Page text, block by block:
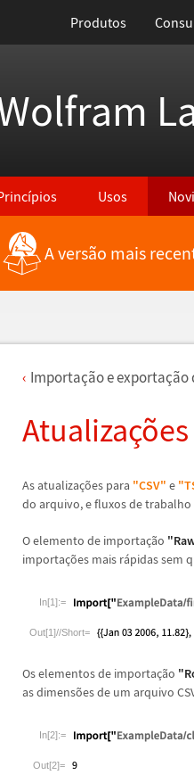
Produtos
Usos
A versão mais
Importação e exportação
Atualizaçõ
As atualizações para "CSV" e
do arquivo, e fluxos de
O elemento de importação
importações mais rápidas sem
In[1]:=
Out[1]//Short=
Os elementos de importação
as dimensões de um arquivo
In[2]:=
Out[2]=